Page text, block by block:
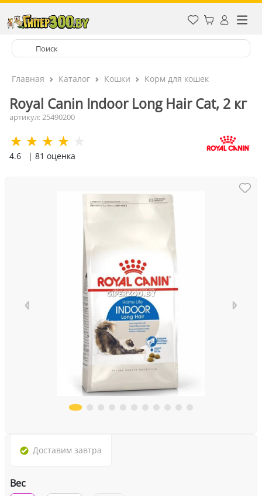
Главная Каталог Кошки Корм для кошек
Royal Canin Indoor Long Hair Cat, 2 кг
артикул: 25490200
4.6 | 81 оценка
Доставим завтра
Вес